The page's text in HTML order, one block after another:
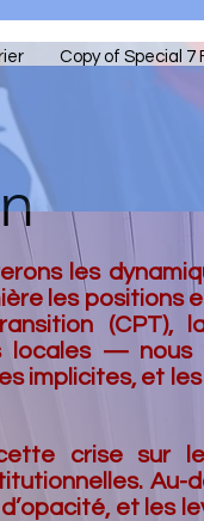
Copy of Special 7
les
les positions
(CPT),
locales — nous
implicites, et
crise sur
Au-
et les